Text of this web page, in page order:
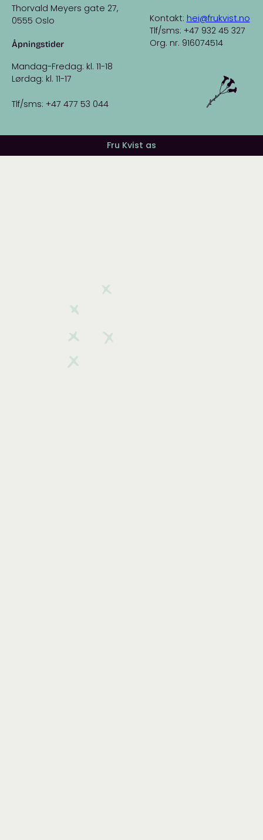
Thorvald Meyers gate 27,
0555 Oslo
Åpningstider
Mandag-Fredag: kl. 11-18
Lørdag: kl. 11-17
Tlf/sms: +47 477 53 044
Kontakt: hei@frukvist.no
Tlf/sms: +47 932 45 327
Org. nr. 916074514
Fru Kvist as